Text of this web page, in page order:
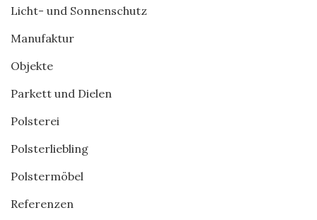
Licht- und Sonnenschutz
Manufaktur
Objekte
Parkett und Dielen
Polsterei
Polsterliebling
Polstermöbel
Referenzen